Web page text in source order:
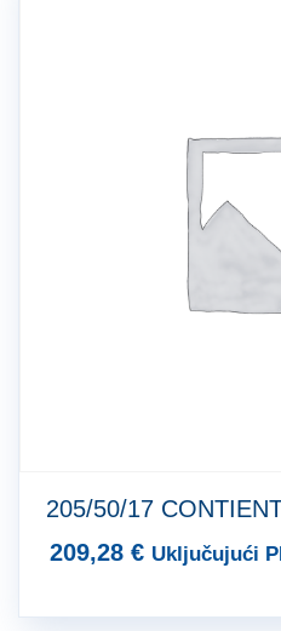
205/50/17
209,28 € Uključujući